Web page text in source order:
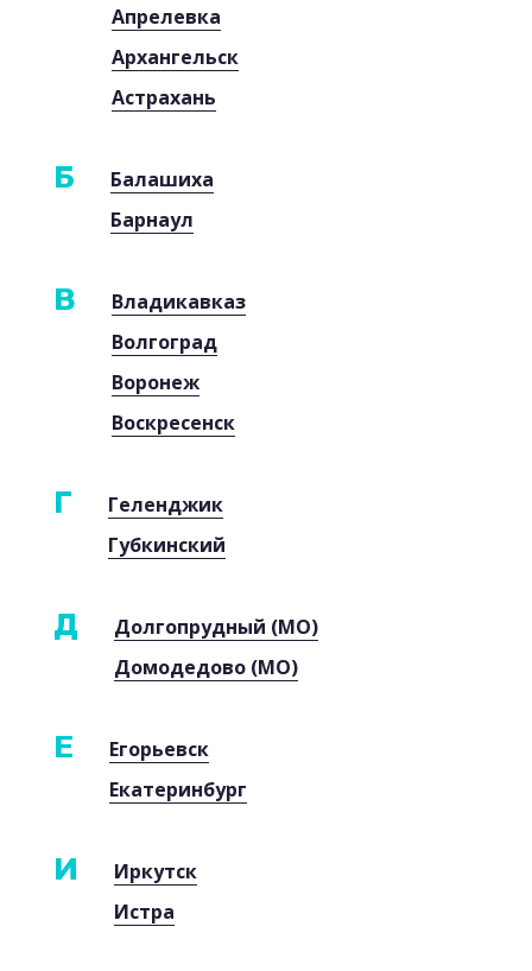
Апрелевка
Архангельск
Астрахань
Б
Балашиха
Барнаул
В
Владикавказ
Волгоград
Воронеж
Воскресенск
Г
Геленджик
Губкинский
Д
Долгопрудный (МО)
Домодедово (МО)
Е
Егорьевск
Екатеринбург
И
Иркутск
Истра